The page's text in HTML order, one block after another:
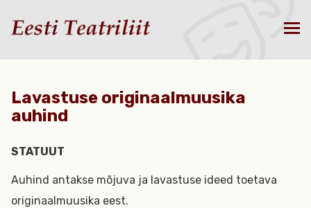
Lavastuse originaalmuusika
auhind
STATUUT
Auhind antakse mõjuva ja lavastuse ideed toetava
originaalmuusika eest.